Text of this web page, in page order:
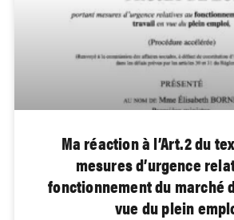
Ma réaction à l’Art.2 du
mesures d’urgence
fonctionnement du marché
vue du plein